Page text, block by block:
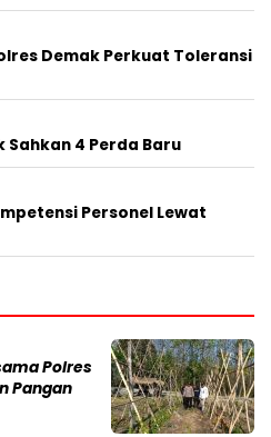
Demak Perkuat Toleransi
Sahkan 4 Perda Baru
Personel Lewat
Polres
Pangan